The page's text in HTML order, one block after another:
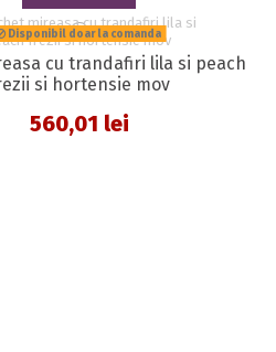
Disponibil doar la comanda
cu trandafiri lila si peach
si hortensie mov
560,01 lei